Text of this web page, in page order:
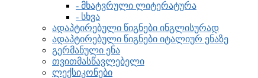
- მხატვრული ლიტერატურა
- სხვა
ადაპტირებული წიგნები ინგლისურად
ადაპტირებული წიგნები იტალიურ ენაზე
გერმანული ენა
თვითმასწავლებელი
ლექსიკონები